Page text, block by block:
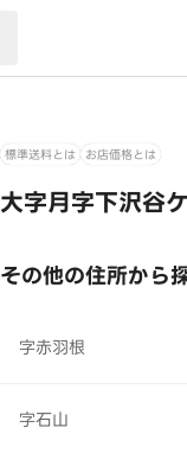
標準送料とは お店価格とは
大字月字下沢谷
その他の住所から
字赤羽根
字石山